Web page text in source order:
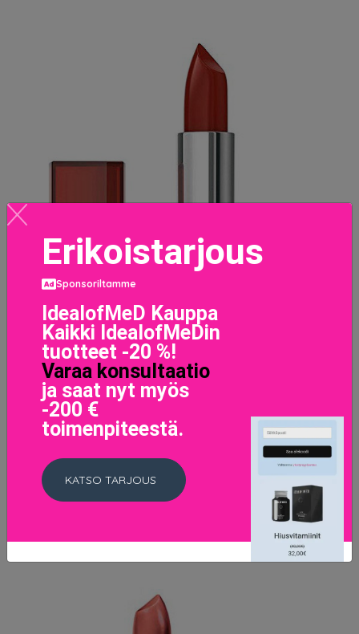
Huulipuna Color Sensational Maybelline (4,2 g)(Väri
400-berry go 4,2 gr)
LISÄTIETOJA
Erikoistarjous
Sponsoriltamme
IdealofMeD Kauppa
Kaikki IdealofMeDin
tuotteet -20 %!
Varaa konsultaatio
ja saat nyt myös
-200 €
toimenpiteestä.
KATSO TARJOUS